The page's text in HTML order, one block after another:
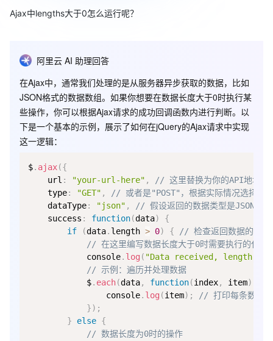
Ajax中lengths大于0怎么运行呢？
阿里云 AI 助理回答
在Ajax中，通常我们处理的是从服务器异步获取的数据，比如
JSON格式的数据数组。如果你想要在数据长度大于0时执行某
些操作，你可以根据Ajax请求的成功回调函数内进行判断。以
下是一个基本的示例，展示了如何在jQuery的Ajax请求中实现
这一逻辑：
$. ajax({
    url
: "your-url-here" ,
// 这里替换为你的API地址
    type
: "GET" ,
// 或者是"POST"，根据实际情况选择
    dataType
: "json" ,
// 假设返回的数据类型是JSON
    success
: function(data)
{
if
(data. length > 0) {
// 检查返回数据的长度
// 在这里编写数据长度大于0时需要执行的代码
            console
. log ( "Data received, length is
// 示例：遍历并处理数据
            $
. each(data, function(index, item)
                console
. log (item) ;
// 打印每条数据
}) ;
}
else {
// 数据长度为0时的操作